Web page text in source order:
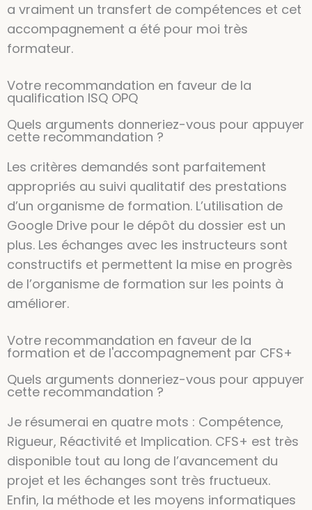
a vraiment un transfert de compétences et cet
accompagnement a été pour moi très
formateur.
Votre recommandation en faveur de la
qualification ISQ OPQ
Quels arguments donneriez-vous pour appuyer
cette recommandation ?
Les critères demandés sont parfaitement
appropriés au suivi qualitatif des prestations
d’un organisme de formation. L’utilisation de
Google Drive pour le dépôt du dossier est un
plus. Les échanges avec les instructeurs sont
constructifs et permettent la mise en progrès
de l’organisme de formation sur les points à
améliorer.
Votre recommandation en faveur de la
formation et de l'accompagnement par CFS+
Quels arguments donneriez-vous pour appuyer
cette recommandation ?
Je résumerai en quatre mots : Compétence,
Rigueur, Réactivité et Implication. CFS+ est très
disponible tout au long de l’avancement du
projet et les échanges sont très fructueux.
Enfin, la méthode et les moyens informatiques